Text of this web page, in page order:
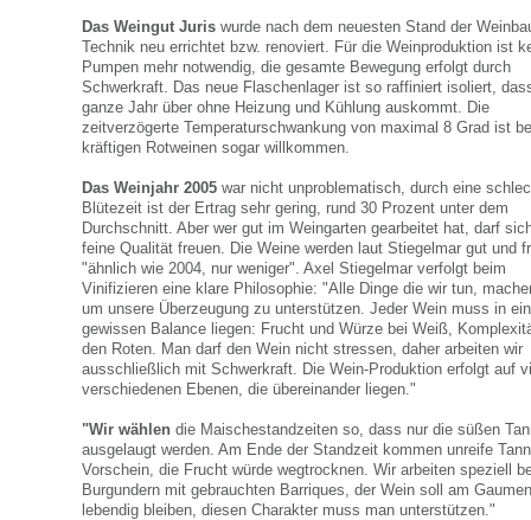
Das Weingut Juris wurde nach dem neuesten Stand der
Technik neu errichtet bzw. renoviert. Für die Weinproduktion ist
Pumpen mehr notwendig, die gesamte Bewegung erfolgt durch
Schwerkraft. Das neue Flaschenlager ist so raffiniert isoliert,
ganze Jahr über ohne Heizung und Kühlung auskommt. Die
zeitverzögerte Temperaturschwankung von maximal 8 Grad ist
kräftigen Rotweinen sogar willkommen.
Das Weinjahr 2005 war nicht unproblematisch, durch eine
Blütezeit ist der Ertrag sehr gering, rund 30 Prozent unter dem
Durchschnitt. Aber wer gut im Weingarten gearbeitet hat, darf
feine Qualität freuen. Die Weine werden laut Stiegelmar gut und
"ähnlich wie 2004, nur weniger". Axel Stiegelmar verfolgt beim
Vinifizieren eine klare Philosophie: "Alle Dinge die wir tun,
um unsere Überzeugung zu unterstützen. Jeder Wein muss in
gewissen Balance liegen: Frucht und Würze bei Weiß,
den Roten. Man darf den Wein nicht stressen, daher arbeiten wir
ausschließlich mit Schwerkraft. Die Wein-Produktion erfolgt auf
verschiedenen Ebenen, die übereinander liegen."
"Wir wählen die Maischestandzeiten so, dass nur die süßen
ausgelaugt werden. Am Ende der Standzeit kommen unreife
Vorschein, die Frucht würde wegtrocknen. Wir arbeiten speziell
Burgundern mit gebrauchten Barriques, der Wein soll am Gaumen
lebendig bleiben, diesen Charakter muss man unterstützen."